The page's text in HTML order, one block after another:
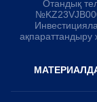
Отандық
ақпараттандыру